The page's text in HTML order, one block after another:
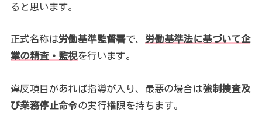
ると思います。
正式名称は労働基準監督署で、 労働基準法に基づいて企
業の精査・監視を行います。
違反項目があれば指導が入り、最悪の場合は強制捜査及
び業務停止命令の実行権限を持ちます。